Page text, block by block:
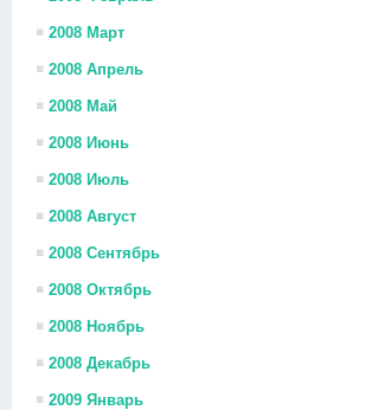
2008 Март
2008 Апрель
2008 Май
2008 Июнь
2008 Июль
2008 Август
2008 Сентябрь
2008 Октябрь
2008 Ноябрь
2008 Декабрь
2009 Январь